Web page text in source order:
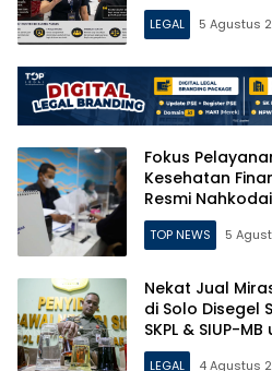
LEGAL 5 Agustus
Fokus
Kesehatan
Resmi
Surabaya
TOP NEWS 5
Nekat Jual
di Solo Disegel
SKPL & SIUP-
LEGAL 4 Agustus